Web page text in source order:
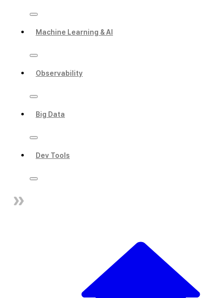
Machine Learning & AI
Observability
Big Data
Dev Tools